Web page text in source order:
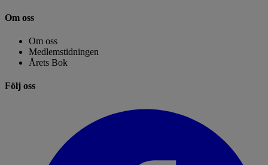
Om oss
Om oss
Medlemstidningen
Årets Bok
Följ oss